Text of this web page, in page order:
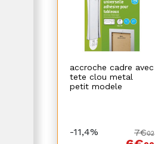
accroche cadre avec
tete clou metal
petit modele
-11,4% 7€02